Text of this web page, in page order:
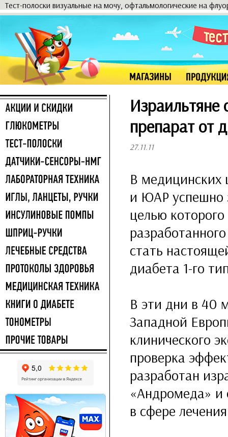
Тест-полоски визуальные на мочу, офтальмологические на
препарат от
27.11.11
В медицинских
и ЮАР успешно
целью
стать
диабета 1-го
В эти дни в 40
Западной
клинического
проверка
разработан
«Андромеда» и
в сфере